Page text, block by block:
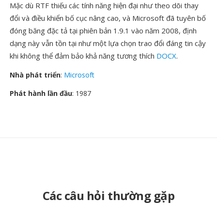
Mặc dù RTF thiếu các tính năng hiện đại như theo dõi thay
đổi và điều khiển bố cục nâng cao, và Microsoft đã tuyên bố
đóng băng đặc tả tại phiên bản 1.9.1 vào năm 2008, định
dạng này vẫn tồn tại như một lựa chọn trao đổi đáng tin cậy
khi không thể đảm bảo khả năng tương thích DOCX.
Nhà phát triển: Microsoft
Phát hành lần đầu: 1987
Các câu hỏi thường gặp